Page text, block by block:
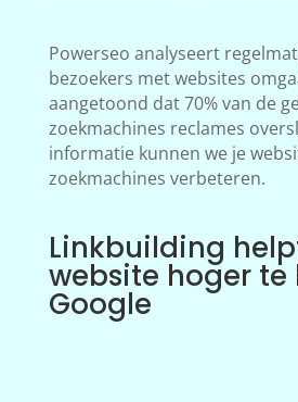
Powerseo analyseert
bezoekers met websites
aangetoond dat 70% van de
zoekmachines reclames
informatie kunnen we je
zoekmachines verbeteren.
Linkbuilding
website hoger te
Google